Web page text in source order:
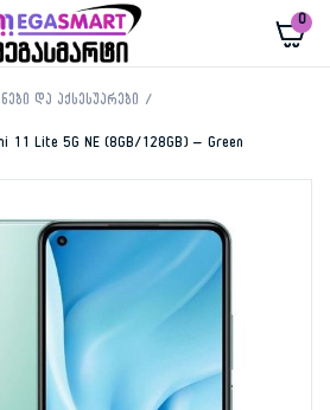
0
და აქსესუარები
Lite 5G NE (8GB/128GB) – Green